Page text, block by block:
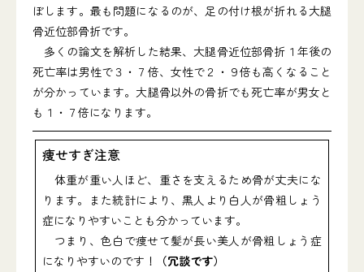
ぼします。最も問題になるのが、足の付け根が折れる大腿
骨近位部骨折です。
多くの論文を解析した結果、大腿骨近位部骨折１年後の
死亡率は男性で３・７倍、女性で２・９倍も高くなること
が分かっています。大腿骨以外の骨折でも死亡率が男女と
も１・７倍になります。
痩せすぎ注意
体重が重い人ほど、重さを支えるため骨が丈夫にな
ります。また統計により、黒人より白人が骨粗しょう
症になりやすいことも分かっています。
つまり、色白で痩せて髪が長い美人が骨粗しょう症
になりやすいのです！
（冗談です）